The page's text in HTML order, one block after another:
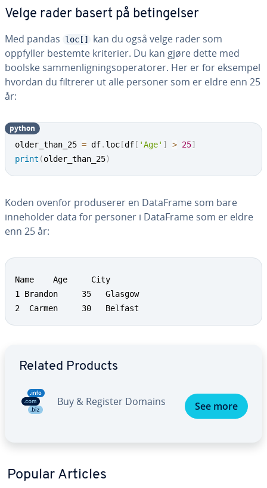
Velge rader basert på betingelser
Med pandas loc[]
kan du også velge rader som
oppfyller bestemte kriterier. Du kan gjøre dette med
boolske sammenligningsoperatorer. Her er for eksempel
hvordan du filtrerer ut alle personer som er eldre enn 25
år:
older_than_25 = df. loc [df [ 'Age' ] > 25]
print (older_than_25)
python
Koden ovenfor produserer en DataFrame som bare
inneholder data for personer i DataFrame som er eldre
enn 25 år:
Name  	Age     City
1 Brandon     35   Glasgow
2  Carmen     30   Belfast
Related Products
Buy & Register Domains See more
Popular Articles